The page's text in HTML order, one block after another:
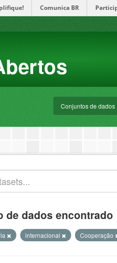
Comunica BR
Conjuntos de dados
de dados encontrado
internacional Cooperação